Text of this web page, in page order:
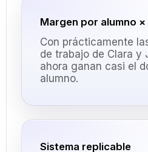
Margen por alumno ×
Con prácticamente
de trabajo de Clara y
ahora ganan casi el
alumno.
Sistema replicable